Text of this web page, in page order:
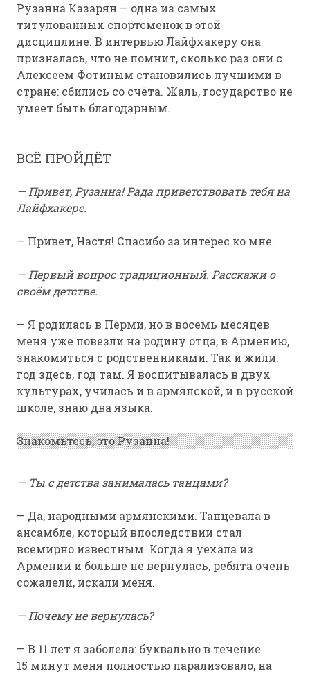
Рузанна Казарян — одна из самых
титулованных спортсменок в этой
дисциплине. В интервью Лайфхакеру она
призналась, что не помнит, сколько раз они с
Алексеем Фотиным становились лучшими в
стране: сбились со счёта. Жаль, государство не
умеет быть благодарным.
ВСЁ ПРОЙДЁТ
— Привет, Рузанна! Рада приветствовать тебя на
Лайфхакере.
— Привет, Настя! Спасибо за интерес ко мне.
— Первый вопрос традиционный. Расскажи о
своём детстве.
— Я родилась в Перми, но в восемь месяцев
меня уже повезли на родину отца, в Армению,
знакомиться с родственниками. Так и жили:
год здесь, год там. Я воспитывалась в двух
культурах, училась и в армянской, и в русской
школе, знаю два языка.
Знакомьтесь, это Рузанна!
— Ты с детства занималась танцами?
— Да, народными армянскими. Танцевала в
ансамбле, который впоследствии стал
всемирно известным. Когда я уехала из
Армении и больше не вернулась, ребята очень
сожалели, искали меня.
— Почему не вернулась?
— В 11 лет я заболела: буквально в течение
15 минут меня полностью парализовало, на